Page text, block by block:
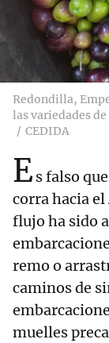
Redondilla,
las variedades
CEDIDA
Es falso
corra hacia el
flujo ha sido
remo o
caminos de
muelles